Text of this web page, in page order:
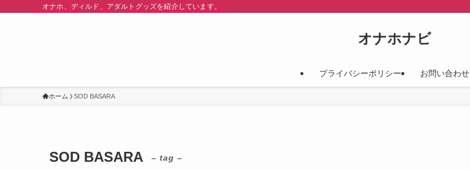
オナホ、ディルド、アダルトグッズを紹介しています。
オナホナビ
プライバシーポリシー お問い合わせ
ホーム SOD BASARA
SOD BASARA – tag –